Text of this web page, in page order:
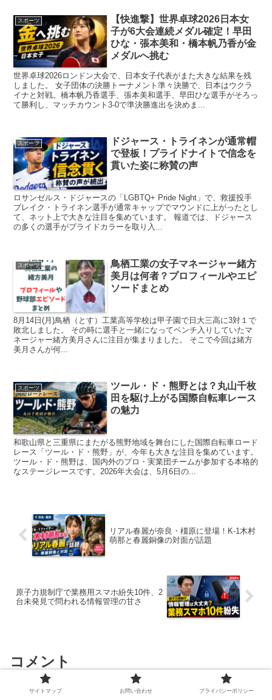
スポーツ
【快進撃】世界卓球2026日本女
子が6大会連続メダル確定！早田
ひな・張本美和・橋本帆乃香が金
メダルへ挑む
世界卓球2026ロンドン大会で、日本女子代表がまた大きな結果を残
しました。 女子団体の決勝トーナメント準々決勝で、日本はウクラ
イナと対戦。橋本帆乃香選手、張本美和選手、早田ひな選手がそろっ
て勝利し、マッチカウント3-0で準決勝進出を決めま...
スポーツ
ドジャース・トライネンが通常帽
で登板！プライドナイトで信念を
貫いた姿に称賛の声
ロサンゼルス・ドジャースの「LGBTQ+ Pride Night」で、救援投手
ブレイク・トライネン選手が通常キャップでマウンドに上がったとし
て、ネット上で大きな注目を集めています。 報道では、ドジャース
の多くの選手がプライドカラーを取り入...
スポーツ
鳥栖工業の女子マネージャー緒方
美月は何者？プロフィールやエピ
ソードまとめ
8月14日(月)鳥栖（とす）工業高等学校は甲子園で日大三高に3対１で
敗北しました。 その時に選手と一緒になってベンチ入りしていたマ
ネージャー緒方美月さんに注目が集まりました。 そこで今回は緒方
美月さんが何...
スポーツ
ツール・ド・熊野とは？丸山千枚
田を駆け上がる国際自転車レース
の魅力
和歌山県と三重県にまたがる熊野地域を舞台にした国際自転車ロード
レース「ツール・ド・熊野」が、今年も大きな注目を集めています。
ツール・ド・熊野は、国内外のプロ・実業団チームが参加する本格的
なステージレースです。2026年大会は、5月6日の...
リアル春麗が奈良・橿原に登場！K-1木村
萌那と春麗銅像の対面が話題
原子力規制庁で業務用スマホ紛失10件、2
台未発見で問われる情報管理の甘さ
コメント
サイトマップ お問い合わせ プライバシーポリシー